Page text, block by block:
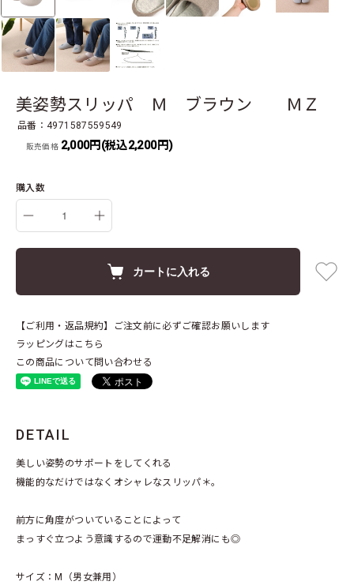
美姿勢スリッパ Ｍ ブラウン ＭＺ
品番：4971587559549
販売価格 2,000円(税込2,200円)
購入数
カートに入れる
【ご利用・返品規約】ご注文前に必ずご確認お願いします
ラッピングはこちら
この商品について問い合わせる
DETAIL
美しい姿勢のサポートをしてくれる
機能的なだけではなくオシャレなスリッパ＊。
前方に角度がついていることによって
まっすぐ立つよう意識するので運動不足解消にも◎
サイズ：M（男女兼用）